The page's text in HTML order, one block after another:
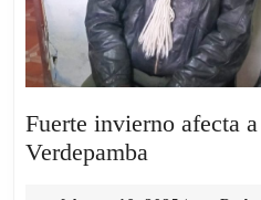
Fuerte invierno afecta
Verdepamba